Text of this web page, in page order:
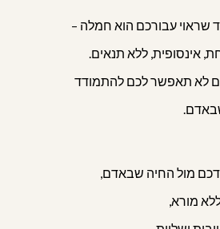
שראוי עבורכם הוא חמלה –
אינסופית, ללא תנאים.
לא תאפשר לכם להתמודד
מול החיה שבאדם,
מורא,